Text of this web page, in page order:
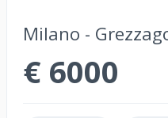
Milano -
€ 6000